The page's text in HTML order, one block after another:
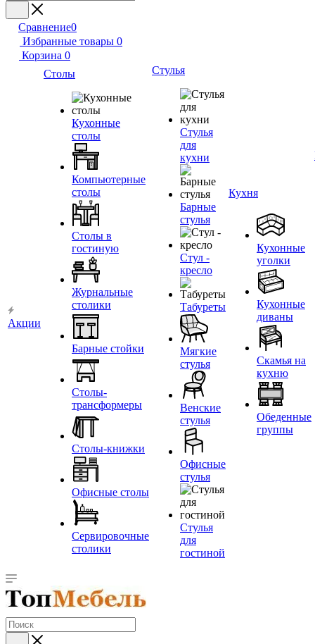
Сравнение0
Избранные товары 0
Корзина 0
Акции
Столы
Кухонные
столы
Компьютерные
столы
Столы в
гостиную
Журнальные
столики
Барные стойки
Столы-
трансформеры
Столы-книжки
Офисные столы
Сервировочные
столики
Стулья
Стулья
для
кухни
Барные
стулья
Стул -
кресло
Табуреты
Мягкие
стулья
Венские
стулья
Офисные
стулья
Стулья
для
гостиной
Кухня
Кухонные
уголки
Кухонные
диваны
Скамья на
кухню
Обеденные
группы